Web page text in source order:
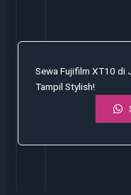
Sewa Fujifilm XT10 di
Tampil Stylish!